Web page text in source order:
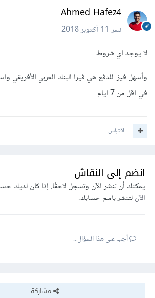
Ahmed Hafez4
نشر11 أكتوبر 2018
لا يوجد اي شروط
في اقل من 7 ايام
اقتباس
انضم إلى النقاش
يمكنك أن تنشر الآن وتسجل لاحقًا. إذا كان لديك
الآنلتنشر باسم حسابك.
أجب على هذا السؤال...
مشاركة